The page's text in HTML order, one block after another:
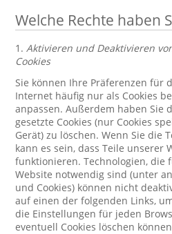
Welche Rechte haben
1.Aktivieren und Deaktivieren
Cookies
Sie können Ihre Präferenzen für
Internet häufig nur als Cookies
anpassen. Außerdem haben Sie
gesetzte Cookies (nur Cookies
Gerät) zu löschen. Wenn Sie die
kann es sein, dass Teile unserer
funktionieren. Technologien, die
Website notwendig sind (unter
und Cookies) können nicht
auf einen der folgenden Links,
die Einstellungen für jeden
eventuell Cookies löschen